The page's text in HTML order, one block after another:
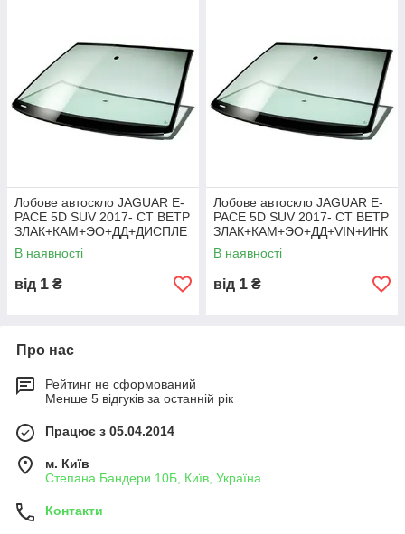
Лобове автоскло JAGUAR E-
PACE 5D SUV 2017- СТ ВЕТР
ЗЛАК+КАМ+ЭО+ДД+ДИСПЛЕ
Й+VIN+ИНК
В наявності
від 1 ₴
Лобове автоскло JAGUAR E-
PACE 5D SUV 2017- СТ ВЕТР
ЗЛАК+КАМ+ЭО+ДД+VIN+ИНК
В наявності
від 1 ₴
Про нас
Рейтинг не сформований
Менше 5 відгуків за останній рік
Працює з 05.04.2014
м. Київ
Степана Бандери 10Б, Київ, Україна
Контакти